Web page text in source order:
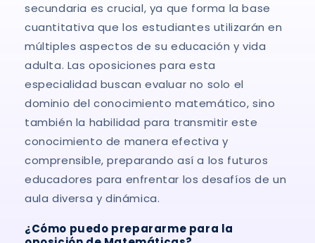
secundaria es crucial, ya que forma la base
cuantitativa que los estudiantes utilizarán en
múltiples aspectos de su educación y vida
adulta. Las oposiciones para esta
especialidad buscan evaluar no solo el
dominio del conocimiento matemático, sino
también la habilidad para transmitir este
conocimiento de manera efectiva y
comprensible, preparando así a los futuros
educadores para enfrentar los desafíos de un
aula diversa y dinámica.
¿Cómo puedo prepararme para la